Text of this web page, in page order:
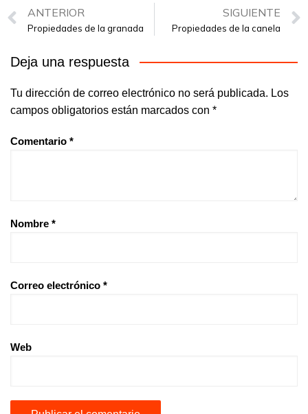
ANTERIOR
Propiedades de la granada
SIGUIENTE
Propiedades de la canela
Deja una respuesta
Tu dirección de correo electrónico no será publicada. Los
campos obligatorios están marcados con *
Comentario *
Nombre *
Correo electrónico *
Web